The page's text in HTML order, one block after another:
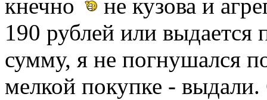
кнечно
не кузова и
190 рублей или выдается
сумму, я не погнушался
мелкой покупке -